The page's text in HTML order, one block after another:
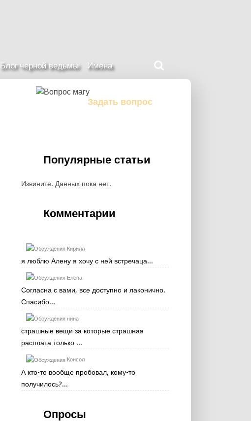
Блог черной ведьмы Имена
сайте
Задать вопрос
Популярные статьи
Извините. Данных пока нет.
Комментарии
Кирилл
я люблю Алену я хочу с ней встречаца...
Елена
Согласна с вами, все доступно и лаконично.
Спасибо...
нина
страшные вещи за которые страшная
расплата только ...
Консол
А кто-то вообще пробовал, кому-то
получилось?...
Опросы